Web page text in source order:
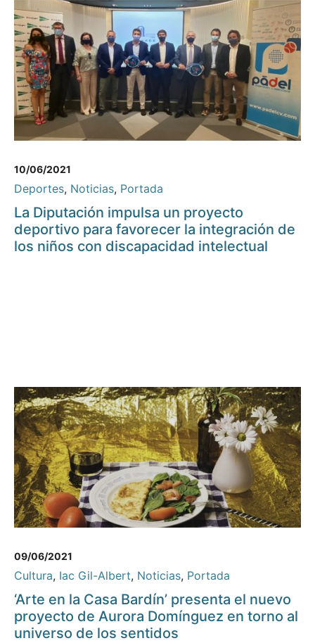
10/06/2021
Deportes, Noticias, Portada
La Diputación impulsa un proyecto
deportivo para favorecer la integración de
los niños con discapacidad intelectual
09/06/2021
Cultura, Iac Gil-Albert, Noticias, Portada
‘Arte en la Casa Bardín’ presenta el nuevo
proyecto de Aurora Domínguez en torno al
universo de los sentidos